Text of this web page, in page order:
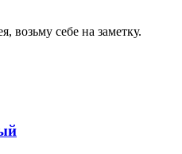
возьму себе на заметку.